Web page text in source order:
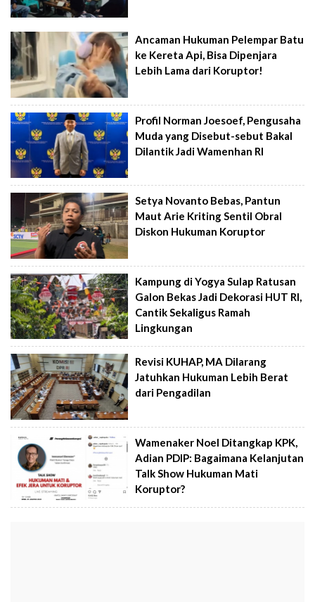
Ancaman Hukuman Pelempar Batu
ke Kereta Api, Bisa Dipenjara
Lebih Lama dari Koruptor!
Profil Norman Joesoef, Pengusaha
Muda yang Disebut-sebut Bakal
Dilantik Jadi Wamenhan RI
Setya Novanto Bebas, Pantun
Maut Arie Kriting Sentil Obral
Diskon Hukuman Koruptor
Kampung di Yogya Sulap Ratusan
Galon Bekas Jadi Dekorasi HUT RI,
Cantik Sekaligus Ramah
Lingkungan
Revisi KUHAP, MA Dilarang
Jatuhkan Hukuman Lebih Berat
dari Pengadilan
Wamenaker Noel Ditangkap KPK,
Adian PDIP: Bagaimana Kelanjutan
Talk Show Hukuman Mati
Koruptor?